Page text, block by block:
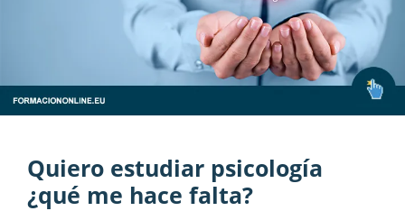
Quiero estudiar psicología
¿qué me hace falta?